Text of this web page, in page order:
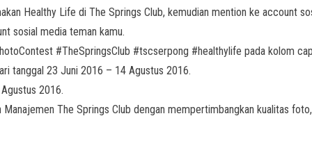
Healthy Life di The Springs Club, kemudian mention ke account
sosial media teman kamu.
#TheSpringsClub #tscserpong #healthylife pada kolom
tanggal 23 Juni 2016 – 14 Agustus 2016.
2016.
The Springs Club dengan mempertimbangkan kualitas